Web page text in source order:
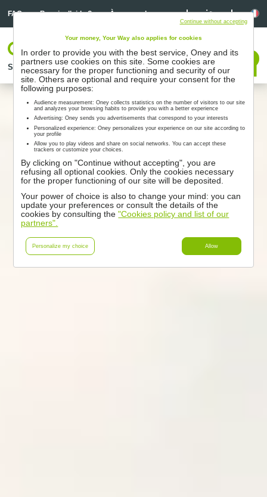
FAQ Besoin d’aide ? À propos de nous Linkedin
Linkedin
Solutions Nos partenaires Accompagnement Ressources
Votre espace
Nous contacter
Your money, Your Way also applies for cookies
In order to provide you with the best service, Oney and its
partners use cookies on this site. Some cookies are
necessary for the proper functioning and security of our
site. Others are optional and require your consent for the
following purposes:
Audience measurement: Oney collects statistics on the number of visitors to our site
and analyzes your browsing habits to provide you with a better experience
Advertising: Oney sends you advertisements that correspond to your interests
Personalized experience: Oney personalizes your experience on our site according to
your profile
Allow you to play videos and share on social networks. You can accept these
trackers or customize your choices.
By clicking on "Continue without accepting", you are
refusing all optional cookies. Only the cookies necessary
for the proper functioning of our site will be deposited.
Your power of choice is also to change your mind: you can
update your preferences or consult the details of the
cookies by consulting the"Cookies policy and list of our
partners".
Personalize my choice Allow
Continue without accepting